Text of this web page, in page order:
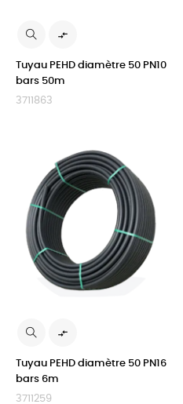

Tuyau PEHD diamètre 50 PN10
bars 50m
3711863

Tuyau PEHD diamètre 50 PN16
bars 6m
3711259